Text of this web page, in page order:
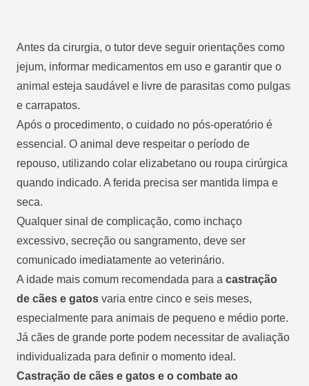
Antes da cirurgia, o tutor deve seguir orientações como
jejum, informar medicamentos em uso e garantir que o
animal esteja saudável e livre de parasitas como pulgas
e carrapatos.
Após o procedimento, o cuidado no pós-operatório é
essencial. O animal deve respeitar o período de
repouso, utilizando colar elizabetano ou roupa cirúrgica
quando indicado. A ferida precisa ser mantida limpa e
seca.
Qualquer sinal de complicação, como inchaço
excessivo, secreção ou sangramento, deve ser
comunicado imediatamente ao veterinário.
A idade mais comum recomendada para a castração
de cães e gatos varia entre cinco e seis meses,
especialmente para animais de pequeno e médio porte.
Já cães de grande porte podem necessitar de avaliação
individualizada para definir o momento ideal.
Castração de cães e gatos e o combate ao